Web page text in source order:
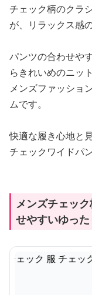
チェック柄のクラ
が、リラックス感
パンツの合わせや
らきれいめのニッ
メンズファッショ
ムです。
快適な履き心地と
チェックワイドパ
メンズチェッ
せやすいゆっ